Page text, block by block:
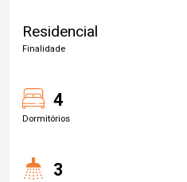
Residencial
Finalidade
4
Dormitórios
3